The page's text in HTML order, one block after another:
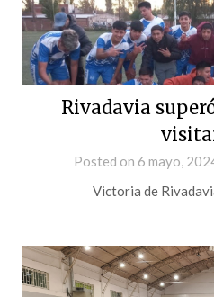
Rivadavia
Posted on 6 mayo,
Victoria de